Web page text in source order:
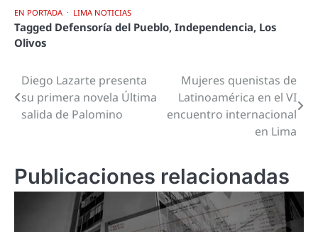
EN PORTADA LIMA NOTICIAS
Tagged Defensoría del Pueblo, Independencia, Los
Olivos
Navegación
de
Diego Lazarte presenta
su primera novela Última
salida de Palomino
Mujeres quenistas de
Latinoamérica en el VI
encuentro internacional
en Lima
Publicaciones relacionadas